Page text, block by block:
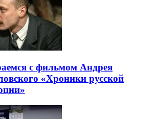
с фильмом Андрея
«Хроники русской